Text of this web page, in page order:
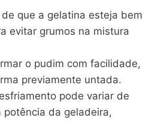
que a gelatina esteja bem
evitar grumos na mistura
o pudim com facilidade,
previamente untada.
pode variar de
potência da geladeira,